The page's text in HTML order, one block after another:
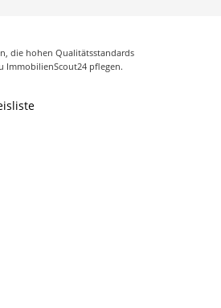
die hohen Qualitätsstandards
ImmobilienScout24 pflegen.